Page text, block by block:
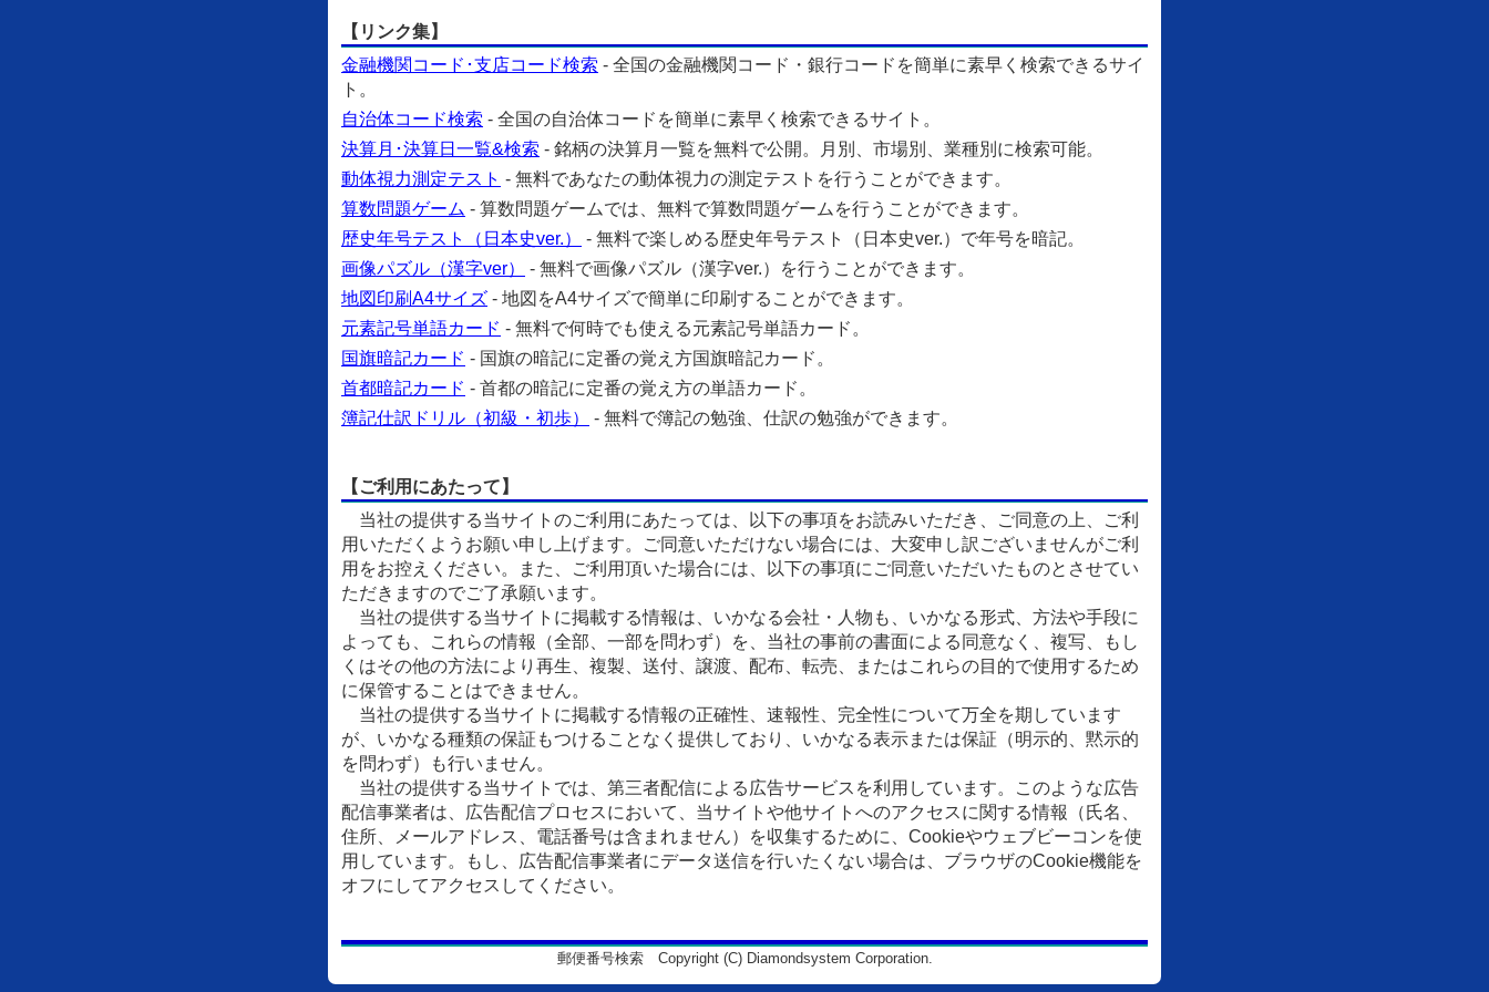
【リンク集】
金融機関コード･支店コード検索 - 全国の金融機関コード・銀行コードを簡単に素早く検索できるサイ
ト。
自治体コード検索 - 全国の自治体コードを簡単に素早く検索できるサイト。
決算月･決算日一覧&検索 - 銘柄の決算月一覧を無料で公開。月別、市場別、業種別に検索可能。
動体視力測定テスト - 無料であなたの動体視力の測定テストを行うことができます。
算数問題ゲーム - 算数問題ゲームでは、無料で算数問題ゲームを行うことができます。
歴史年号テスト（日本史ver.）
- 無料で楽しめる歴史年号テスト（日本史ver.）で年号を暗記。
画像パズル（漢字ver）
- 無料で画像パズル（漢字ver.）を行うことができます。
地図印刷A4サイズ - 地図をA4サイズで簡単に印刷することができます。
元素記号単語カード - 無料で何時でも使える元素記号単語カード。
国旗暗記カード - 国旗の暗記に定番の覚え方国旗暗記カード。
首都暗記カード - 首都の暗記に定番の覚え方の単語カード。
簿記仕訳ドリル（初級・初歩）
- 無料で簿記の勉強、仕訳の勉強ができます。
【ご利用にあたって】
当社の提供する当サイトのご利用にあたっては、以下の事項をお読みいただき、ご同意の上、ご利
用いただくようお願い申し上げます。ご同意いただけない場合には、大変申し訳ございませんがご利
用をお控えください。また、ご利用頂いた場合には、以下の事項にご同意いただいたものとさせてい
ただきますのでご了承願います。
当社の提供する当サイトに掲載する情報は、いかなる会社・人物も、いかなる形式、方法や手段に
よっても、これらの情報（全部、一部を問わず）を、当社の事前の書面による同意なく、複写、もし
くはその他の方法により再生、複製、送付、譲渡、配布、転売、またはこれらの目的で使用するため
に保管することはできません。
当社の提供する当サイトに掲載する情報の正確性、速報性、完全性について万全を期しています
が、いかなる種類の保証もつけることなく提供しており、いかなる表示または保証（明示的、黙示的
を問わず）も行いません。
当社の提供する当サイトでは、第三者配信による広告サービスを利用しています。このような広告
配信事業者は、広告配信プロセスにおいて、当サイトや他サイトへのアクセスに関する情報（氏名、
住所、メールアドレス、電話番号は含まれません）を収集するために、Cookieやウェブビーコンを使
用しています。もし、広告配信事業者にデータ送信を行いたくない場合は、ブラウザのCookie機能を
オフにしてアクセスしてください。
郵便番号検索 Copyright (C) Diamondsystem Corporation.